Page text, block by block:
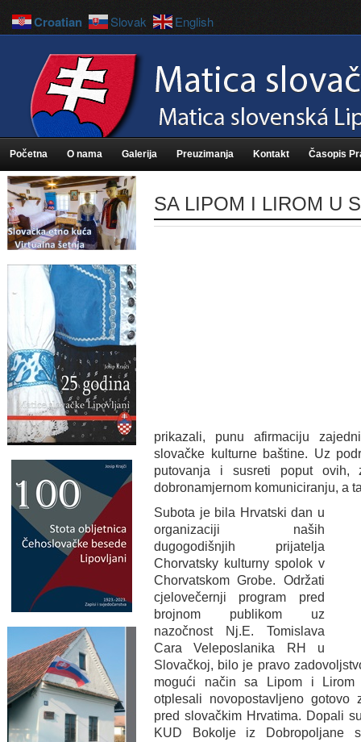
Početna O nama Galerija Preuzimanja Kontakt Časopis
SA LIPOM I LIROM U
prikazali, punu afirmaciju
slovačke kulturne baštine. Uz
putovanja i susreti poput ovih,
dobronamjernom komuniciranju, a
Subota je bila Hrvatski dan u
organizaciji naših
dugogodišnjih prijatelja
Chorvatsky kulturny spolok v
Chorvatskom Grobe. Održati
cjelovečernji program pred
brojnom publikom uz
nazočnost Nj.E. Tomislava
Cara Veleposlanika RH u
Slovačkoj, bilo je pravo
mogući način sa Lipom i
otplesali novopostavljeno gotovo
pred slovačkim Hrvatima. Dopali
KUD Bokolje iz Dobropoljane
Croatian Slovak English